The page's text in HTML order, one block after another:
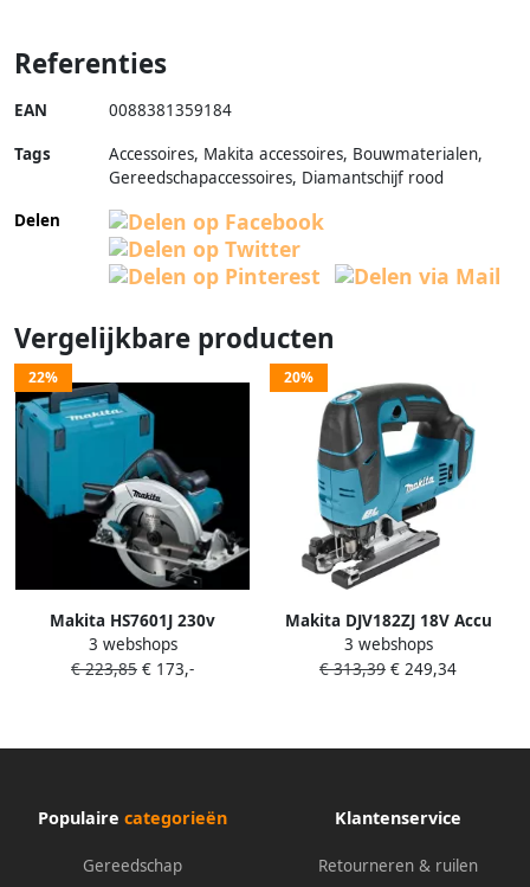
Referenties
EAN 0088381359184
Tags
Accessoires, Makita accessoires, Bouwmaterialen,
Gereedschapaccessoires, Diamantschijf rood
Delen
Vergelijkbare producten
22%
Makita HS7601J 230v
Cirkelzaag | 1200w 190mm
HS7601J
3 webshops
€ 223,85 € 173,-
20%
Makita DJV182ZJ 18V Accu
Decoupeerzaag D-greep |
Zonder accu&apos;s en lader
3 webshops
€ 313,39 € 249,34
Populaire categorieën
Gereedschap
Klantenservice
Retourneren & ruilen